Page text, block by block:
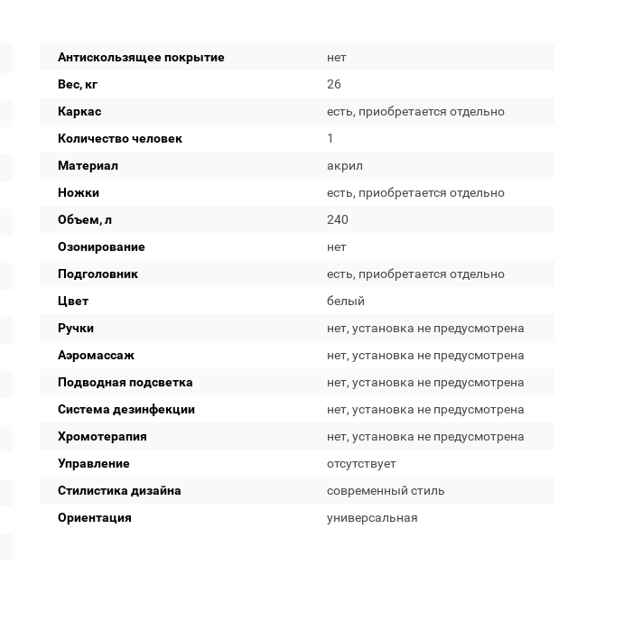
Антискользящее покрытие
нет
Вес, кг
26
Каркас
есть, приобретается отдельно
Количество человек
1
Материал
акрил
Ножки
есть, приобретается отдельно
Объем, л
240
Озонирование
нет
Подголовник
есть, приобретается отдельно
Цвет
белый
Ручки
нет, установка не предусмотрена
Аэромассаж
нет, установка не предусмотрена
Подводная подсветка
нет, установка не предусмотрена
Система дезинфекции
нет, установка не предусмотрена
Хромотерапия
нет, установка не предусмотрена
Управление
отсутствует
Стилистика дизайна
современный стиль
Ориентация
универсальная